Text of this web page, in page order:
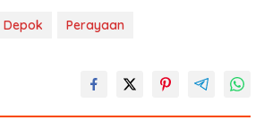
Perayaan